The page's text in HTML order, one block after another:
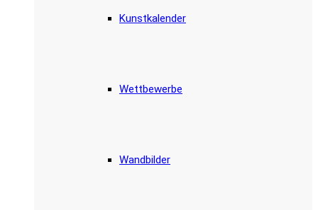
Kunstkalender
Wettbewerbe
Wandbilder